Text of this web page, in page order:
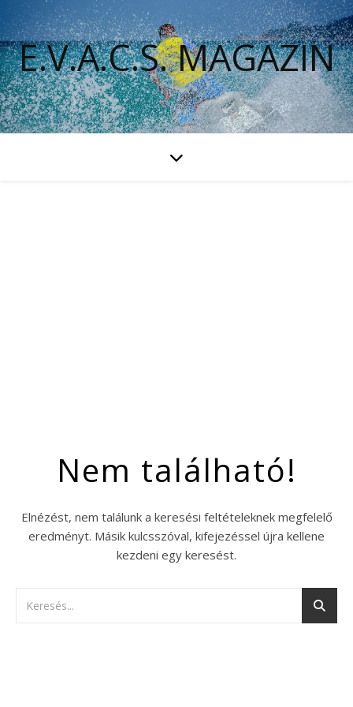
E.V.A.C.S. MAGAZIN
Nem található!
Elnézést, nem találunk a keresési feltételeknek megfelelő
eredményt. Másik kulcsszóval, kifejezéssel újra kellene
kezdeni egy keresést.